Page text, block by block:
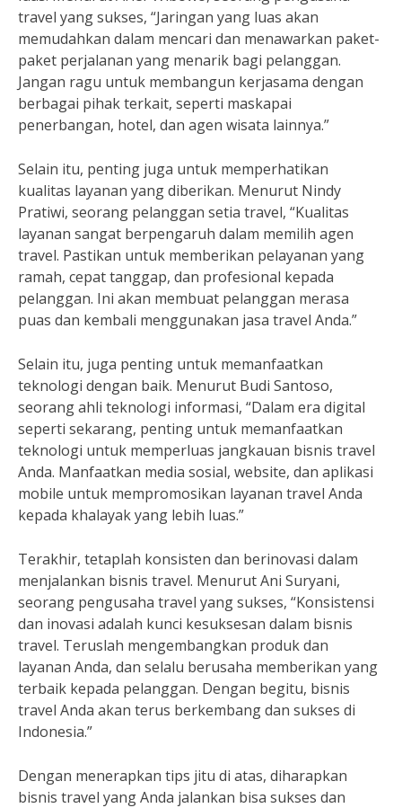
travel yang sukses, “Jaringan yang luas akan
memudahkan dalam mencari dan menawarkan paket-
paket perjalanan yang menarik bagi pelanggan.
Jangan ragu untuk membangun kerjasama dengan
berbagai pihak terkait, seperti maskapai
penerbangan, hotel, dan agen wisata lainnya.”
Selain itu, penting juga untuk memperhatikan
kualitas layanan yang diberikan. Menurut Nindy
Pratiwi, seorang pelanggan setia travel, “Kualitas
layanan sangat berpengaruh dalam memilih agen
travel. Pastikan untuk memberikan pelayanan yang
ramah, cepat tanggap, dan profesional kepada
pelanggan. Ini akan membuat pelanggan merasa
puas dan kembali menggunakan jasa travel Anda.”
Selain itu, juga penting untuk memanfaatkan
teknologi dengan baik. Menurut Budi Santoso,
seorang ahli teknologi informasi, “Dalam era digital
seperti sekarang, penting untuk memanfaatkan
teknologi untuk memperluas jangkauan bisnis travel
Anda. Manfaatkan media sosial, website, dan aplikasi
mobile untuk mempromosikan layanan travel Anda
kepada khalayak yang lebih luas.”
Terakhir, tetaplah konsisten dan berinovasi dalam
menjalankan bisnis travel. Menurut Ani Suryani,
seorang pengusaha travel yang sukses, “Konsistensi
dan inovasi adalah kunci kesuksesan dalam bisnis
travel. Teruslah mengembangkan produk dan
layanan Anda, dan selalu berusaha memberikan yang
terbaik kepada pelanggan. Dengan begitu, bisnis
travel Anda akan terus berkembang dan sukses di
Indonesia.”
Dengan menerapkan tips jitu di atas, diharapkan
bisnis travel yang Anda jalankan bisa sukses dan